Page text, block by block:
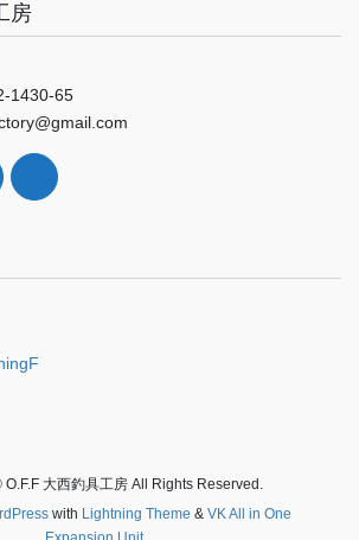
房
1430-65
大西釣具工房 All Rights Reserved.
with Lightning Theme & VK All in One